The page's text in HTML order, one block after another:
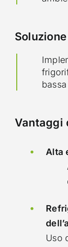
Vantaggi
Alta
Uso